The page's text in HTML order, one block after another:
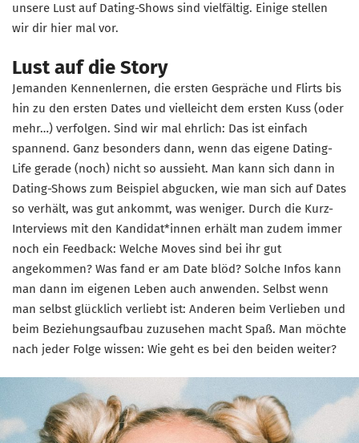
unsere Lust auf Dating-Shows sind vielfältig. Einige stellen
wir dir hier mal vor.
Lust auf die Story
Jemanden Kennenlernen, die ersten Gespräche und Flirts bis
hin zu den ersten Dates und vielleicht dem ersten Kuss (oder
mehr…) verfolgen. Sind wir mal ehrlich: Das ist einfach
spannend. Ganz besonders dann, wenn das eigene Dating-
Life gerade (noch) nicht so aussieht. Man kann sich dann in
Dating-Shows zum Beispiel abgucken, wie man sich auf Dates
so verhält, was gut ankommt, was weniger. Durch die Kurz-
Interviews mit den Kandidat*innen erhält man zudem immer
noch ein Feedback: Welche Moves sind bei ihr gut
angekommen? Was fand er am Date blöd? Solche Infos kann
man dann im eigenen Leben auch anwenden. Selbst wenn
man selbst glücklich verliebt ist: Anderen beim Verlieben und
beim Beziehungsaufbau zuzusehen macht Spaß. Man möchte
nach jeder Folge wissen: Wie geht es bei den beiden weiter?